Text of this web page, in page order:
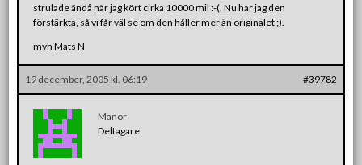
strulade ändå när jag kört cirka 10000 mil :-(. Nu har jag den
förstärkta, så vi får väl se om den håller mer än originalet ;).
mvh Mats N
19 december, 2005 kl. 06:19 #39782
Manor
Deltagare